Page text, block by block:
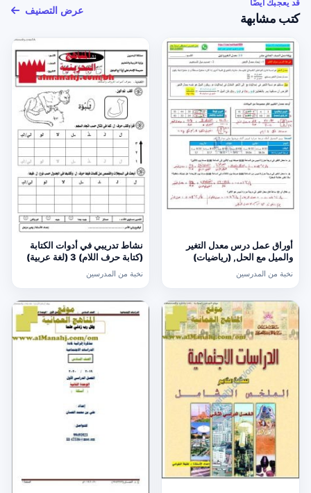
كتب مشابهة
عرض التصنيف
أوراق عمل درس معدل التغير
والميل مع الحل, (رياضيات)
الحادي عشر العام
نخبة من المدرسين
نشاط تدريبي في أدوات الكتابة
(كتابة حرف اللام) 3 (لغة عربية)
نخبة من المدرسين